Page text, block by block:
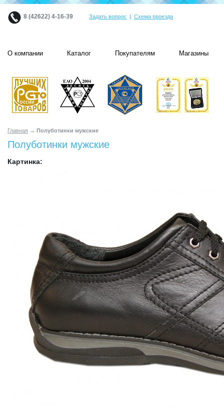
8 (42622) 4-16-39 Задать вопрос | Схема проезда
О компании Каталог Покупателям Магазины
Главная → Полуботинки мужские
Полуботинки мужские
Картинка: